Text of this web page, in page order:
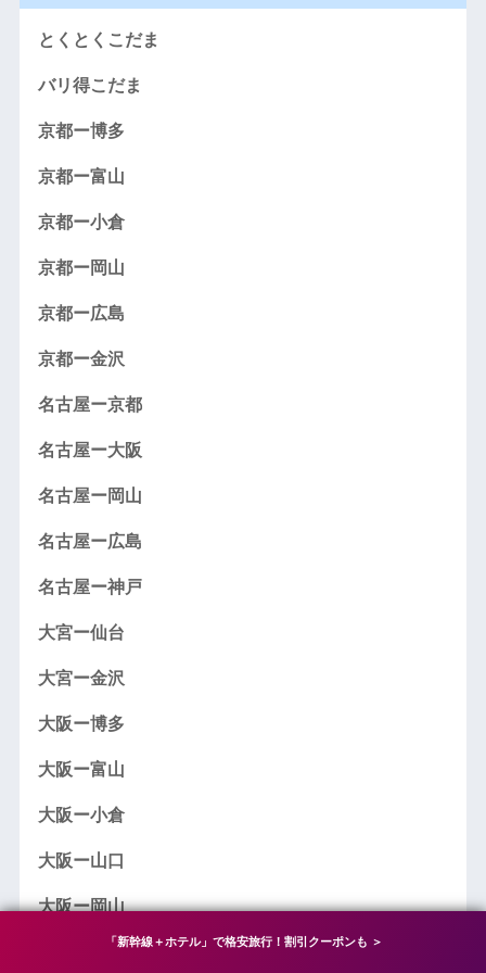
とくとくこだま
バリ得こだま
京都ー博多
京都ー富山
京都ー小倉
京都ー岡山
京都ー広島
京都ー金沢
名古屋ー京都
名古屋ー大阪
名古屋ー岡山
名古屋ー広島
名古屋ー神戸
大宮ー仙台
大宮ー金沢
大阪ー博多
大阪ー富山
大阪ー小倉
大阪ー山口
大阪ー岡山
大阪ー広島
「新幹線＋ホテル」で格安旅行！割引クーポンも ＞